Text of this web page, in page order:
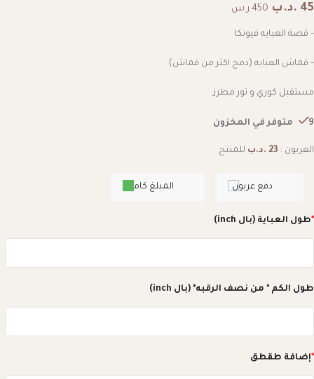
45 .د.ب 450 ر.س
– قصة العبايه فيونكا
– قماش العبايه (دمج اكثر من قماش)
مستقبل كوري و تور مطرز
9 متوفر في المخزون
العربون : 23 .د.ب للمنتج
المبلغ كامل دفع عربون
*طول العباية (بال inch)
طول الكم * من نصف الرقبه* (بال inch)
*إضافة طقطق